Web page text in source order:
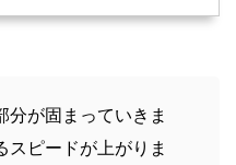
分が固まっていきま
スピードが上がりま